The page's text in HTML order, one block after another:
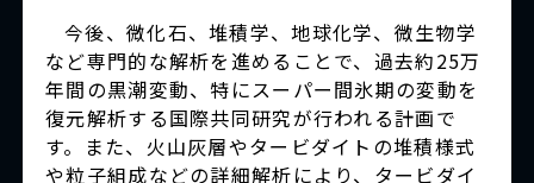
今後、微化石、堆積学、地球化学、微生物学
など専門的な解析を進めることで、過去約25万
年間の黒潮変動、特にスーパー間氷期の変動を
復元解析する国際共同研究が行われる計画で
す。また、火山灰層やタービダイトの堆積様式
や粒子組成などの詳細解析により、タービダイ